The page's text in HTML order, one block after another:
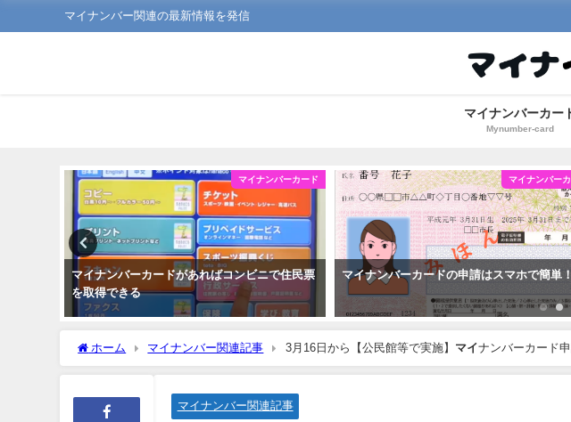
マイナンバー関連の最新情報を発信
マイナンバーカー
Mynumber-card
マイナンバーカード
マイナンバーカードがあればコンビニで住民票
を取得できる
マイナンバー
マイナンバーカードの申請はスマホで簡単！
ホーム マイナンバー関連記事 3月16日から【公民館等で実施】 マイナンバーカード
マイナンバー関連記事